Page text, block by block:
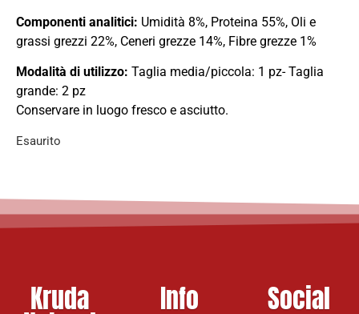
Componenti analitici: Umidità 8%, Proteina 55%, Oli e
grassi grezzi 22%, Ceneri grezze 14%, Fibre grezze 1%
Modalità di utilizzo: Taglia media/piccola: 1 pz- Taglia
grande: 2 pz
Conservare in luogo fresco e asciutto.
Esaurito
Kruda Info Social